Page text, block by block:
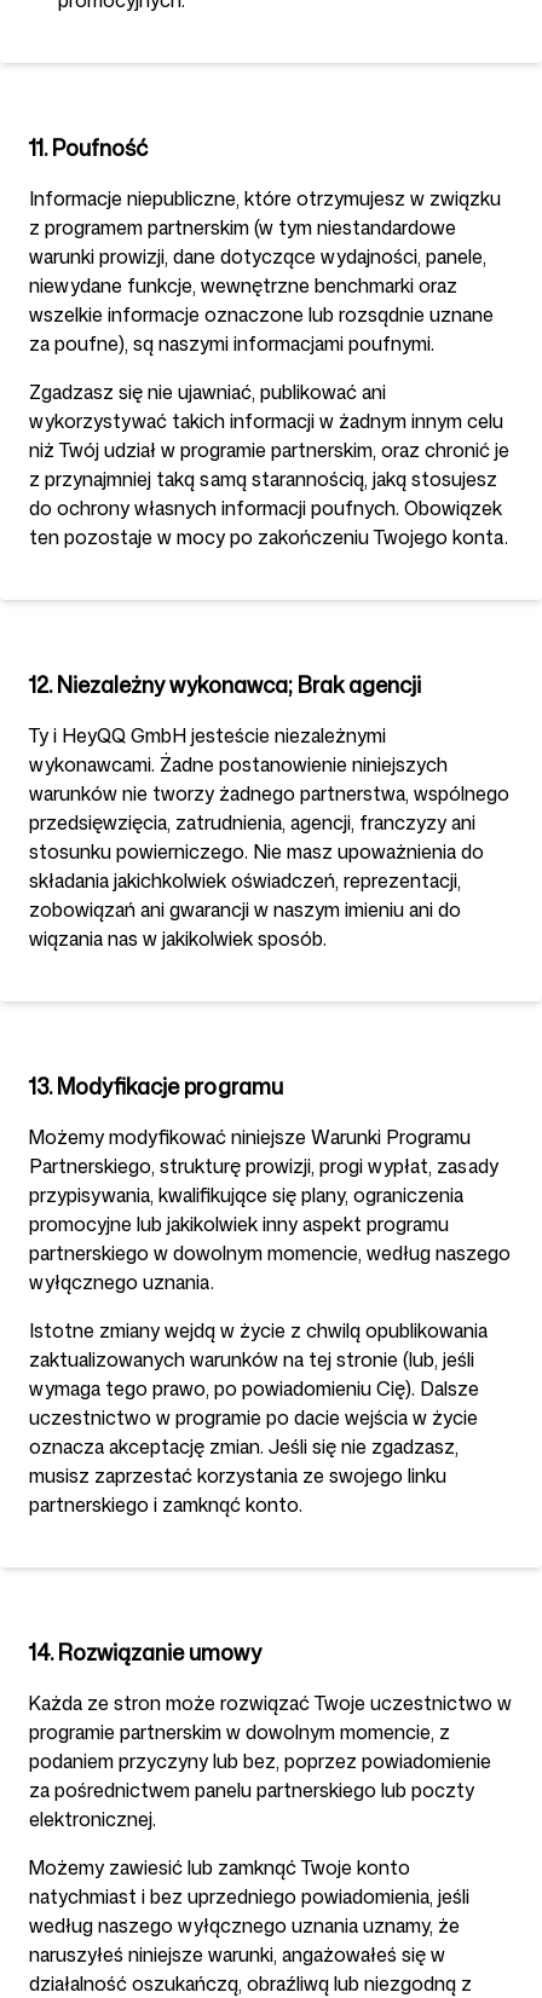
11. Poufność
Informacje niepubliczne, które otrzymujesz w związku
z programem partnerskim (w tym niestandardowe
warunki prowizji, dane dotyczące wydajności, panele,
niewydane funkcje, wewnętrzne benchmarki oraz
wszelkie informacje oznaczone lub rozsądnie uznane
za poufne), są naszymi informacjami poufnymi.
Zgadzasz się nie ujawniać, publikować ani
wykorzystywać takich informacji w żadnym innym celu
niż Twój udział w programie partnerskim, oraz chronić je
z przynajmniej taką samą starannością, jaką stosujesz
do ochrony własnych informacji poufnych. Obowiązek
ten pozostaje w mocy po zakończeniu Twojego konta.
12. Niezależny wykonawca; Brak agencji
Ty i HeyQQ GmbH jesteście niezależnymi
wykonawcami. Żadne postanowienie niniejszych
warunków nie tworzy żadnego partnerstwa, wspólnego
przedsięwzięcia, zatrudnienia, agencji, franczyzy ani
stosunku powierniczego. Nie masz upoważnienia do
składania jakichkolwiek oświadczeń, reprezentacji,
zobowiązań ani gwarancji w naszym imieniu ani do
wiązania nas w jakikolwiek sposób.
13. Modyfikacje programu
Możemy modyfikować niniejsze Warunki Programu
Partnerskiego, strukturę prowizji, progi wypłat, zasady
przypisywania, kwalifikujące się plany, ograniczenia
promocyjne lub jakikolwiek inny aspekt programu
partnerskiego w dowolnym momencie, według naszego
wyłącznego uznania.
Istotne zmiany wejdą w życie z chwilą opublikowania
zaktualizowanych warunków na tej stronie (lub, jeśli
wymaga tego prawo, po powiadomieniu Cię). Dalsze
uczestnictwo w programie po dacie wejścia w życie
oznacza akceptację zmian. Jeśli się nie zgadzasz,
musisz zaprzestać korzystania ze swojego linku
partnerskiego i zamknąć konto.
14. Rozwiązanie umowy
Każda ze stron może rozwiązać Twoje uczestnictwo w
programie partnerskim w dowolnym momencie, z
podaniem przyczyny lub bez, poprzez powiadomienie
za pośrednictwem panelu partnerskiego lub poczty
elektronicznej.
Możemy zawiesić lub zamknąć Twoje konto
natychmiast i bez uprzedniego powiadomienia, jeśli
według naszego wyłącznego uznania uznamy, że
naruszyłeś niniejsze warunki, angażowałeś się w
działalność oszukańczą, obraźliwą lub niezgodną z